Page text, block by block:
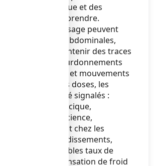
un avis sur le risque et des
les mesures à prendre.
d’un surdosage peuvent
douleurs abdominales,
(pouvant contenir des traces
maux de tête, bourdonnements
oreilles, confusion et mouvements
instables. À fortes doses, les
suivants ont été signalés :
douleur thoracique,
perte de conscience,
(principalement chez les
faiblesse et étourdissements,
les urines, de faibles taux de
dans le sang, sensation de froid